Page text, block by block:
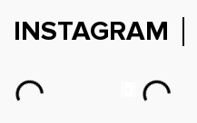
INSTAGRAM